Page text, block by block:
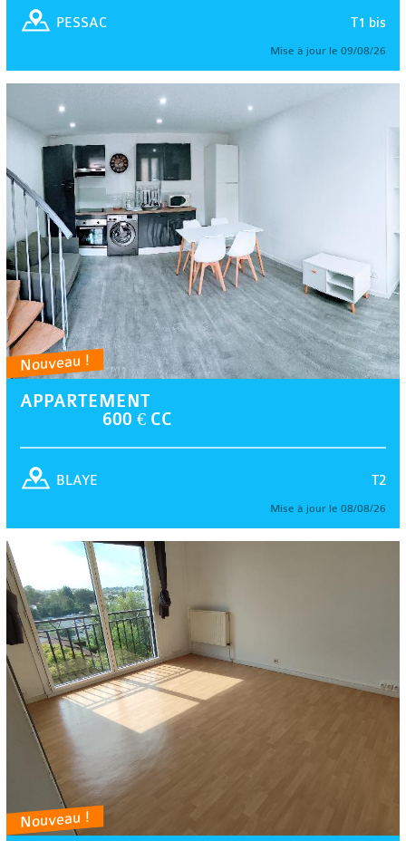
T1 bis
PESSAC
Mise à jour le 09/08/26
Nouveau !
APPARTEMENT
600 € CC
T2
BLAYE
Mise à jour le 08/08/26
Nouveau !